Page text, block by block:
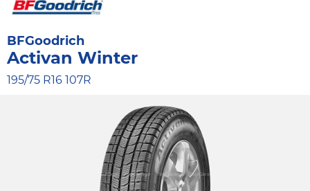
BFGoodrich
Activan Winter
195/75 R16 107R